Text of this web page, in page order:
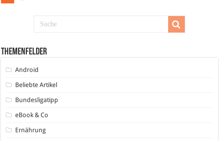
Themenfelder
Android
Beliebte Artikel
Bundesligatipp
eBook & Co
Ernährung